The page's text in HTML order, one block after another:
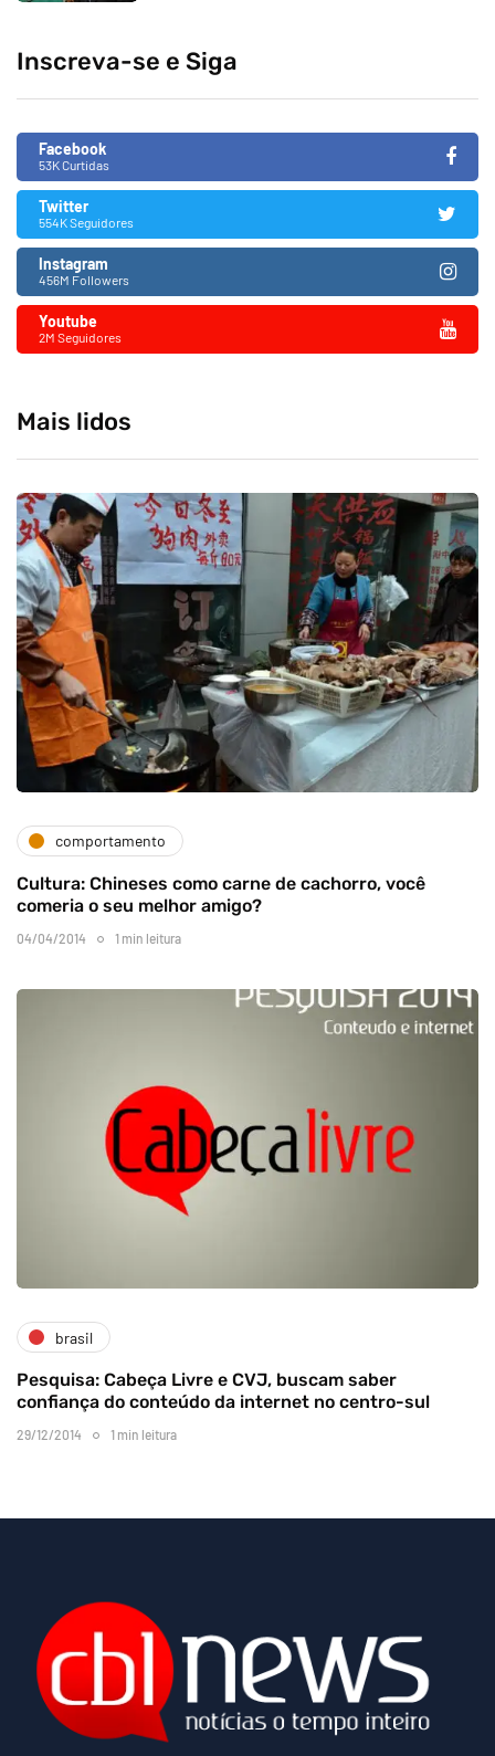
Inscreva-se e Siga
Facebook
53K Curtidas
Twitter
554K Seguidores
Instagram
456M Followers
Youtube
2M Seguidores
Mais lidos
comportamento
Cultura: Chineses como carne de cachorro, você
comeria o seu melhor amigo?
04/04/2014 1 min leitura
brasil
Pesquisa: Cabeça Livre e CVJ, buscam saber
confiança do conteúdo da internet no centro-sul
29/12/2014 1 min leitura